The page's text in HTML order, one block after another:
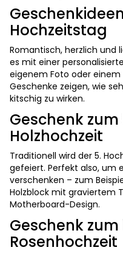
Hochzeitstag
Romantisch, herzlich und
es mit einer
eigenem Foto oder einem
Geschenke zeigen, wie
kitschig zu wirken.
Geschenk
Holzhochzeit
Traditionell wird der 5.
gefeiert. Perfekt also, um
verschenken – zum
Holzblock mit graviertem
Motherboard-Design.
Geschenk zum
Rosenhochzeit